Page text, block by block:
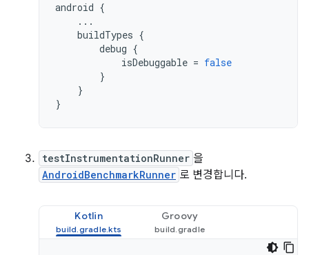
android {
...
buildTypes {
debug {
isDebuggable = false
}
}
}
testInstrumentationRunner 을
AndroidBenchmarkRunner 로 변경합니다.
Kotlin Groovy